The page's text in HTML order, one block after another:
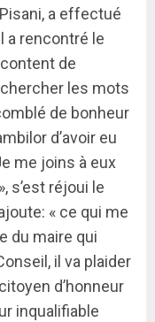
a effectué
a rencontré le
de
chercher les mots
de bonheur
d’avoir eu
me joins à eux
s’est réjoui le
« ce qui me
du maire qui
il va plaider
d’honneur
inqualifiable